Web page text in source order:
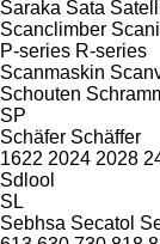
Saraka Sata
Scanclimber
P-series R-series
Scanmaskin
Schouten
SP
Schäfer Schäffer
1622 2024 2028
Sdlool
SL
Sebhsa Secatol